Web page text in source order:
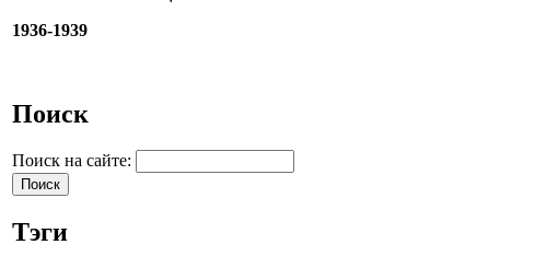
1936-1939
Поиск
Поиск на сайте:
Тэги